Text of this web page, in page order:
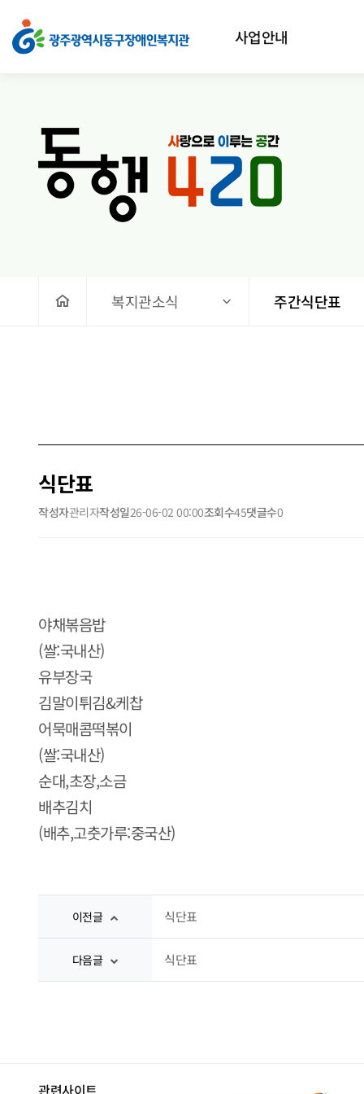
사업안내
처음으로복지관소식 주간식단표
식단표
작성자관리자작성일26-06-02 00:00조회수45댓글수0
야채볶음밥
(쌀:국내산)
유부장국
김말이튀김&케찹
어묵매콤떡볶이
(쌀:국내산)
순대,초장,소금
배추김치
(배추,고춧가루:중국산)
이전글 식단표
다음글 식단표
관련사이트